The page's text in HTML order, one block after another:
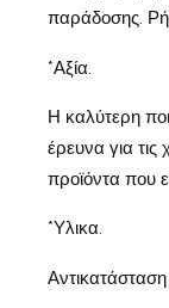
παράδοσης.
*Αξία.
Η καλύτερη
έρευνα για τις
προϊόντα που
*Υλικα.